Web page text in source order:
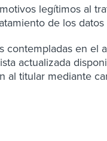
legítimos al
de los datos
contempladas en
actualizada
al titular mediante